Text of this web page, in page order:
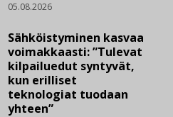
05.08.2026
Sähköistyminen kasvaa
voimakkaasti: ”Tulevat
kilpailuedut syntyvät,
kun erilliset
teknologiat tuodaan
yhteen”